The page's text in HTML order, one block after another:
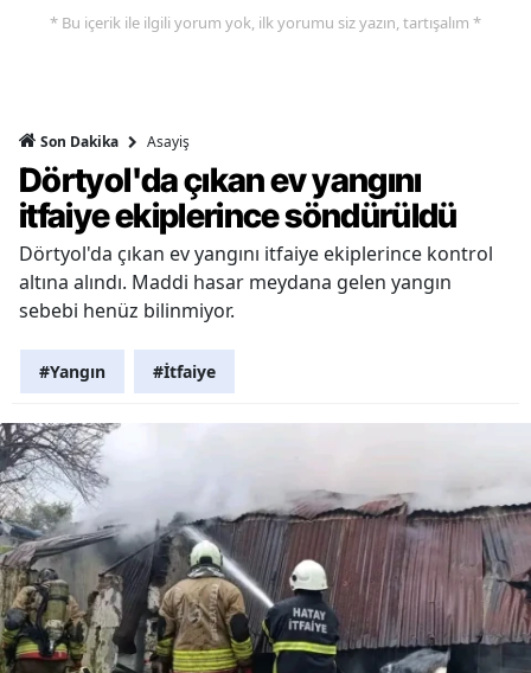
* Bu içerik ile ilgili yorum yok, ilk yorumu siz yazın, tartışalım *
Son Dakika Asayiş
Dörtyol'da çıkan ev yangını
itfaiye ekiplerince söndürüldü
Dörtyol'da çıkan ev yangını itfaiye ekiplerince kontrol
altına alındı. Maddi hasar meydana gelen yangın
sebebi henüz bilinmiyor.
#Yangın #İtfaiye